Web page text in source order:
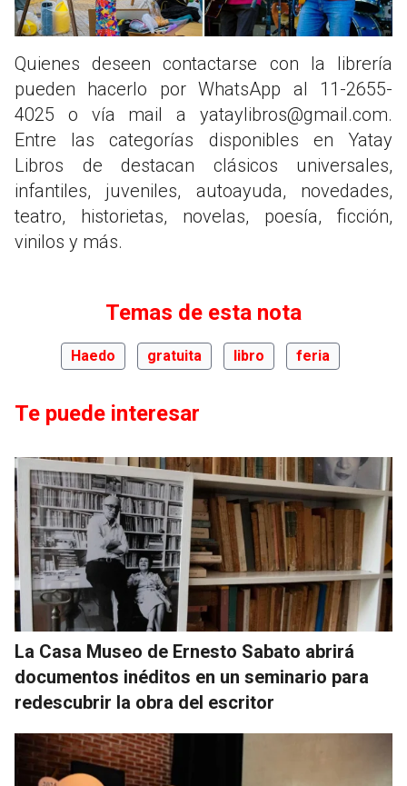
Quienes deseen contactarse con la librería
pueden hacerlo por WhatsApp al 11-2655-
4025 o vía mail a yataylibros@gmail.com.
Entre las categorías disponibles en Yatay
Libros de destacan clásicos universales,
infantiles, juveniles, autoayuda, novedades,
teatro, historietas, novelas, poesía, ficción,
vinilos y más.
Temas de esta nota
Haedo gratuita libro feria
Te puede interesar
La Casa Museo de Ernesto Sabato abrirá
documentos inéditos en un seminario para
redescubrir la obra del escritor